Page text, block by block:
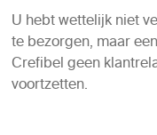
U hebt wettelijk niet
te bezorgen, maar
Crefibel geen
voortzetten.